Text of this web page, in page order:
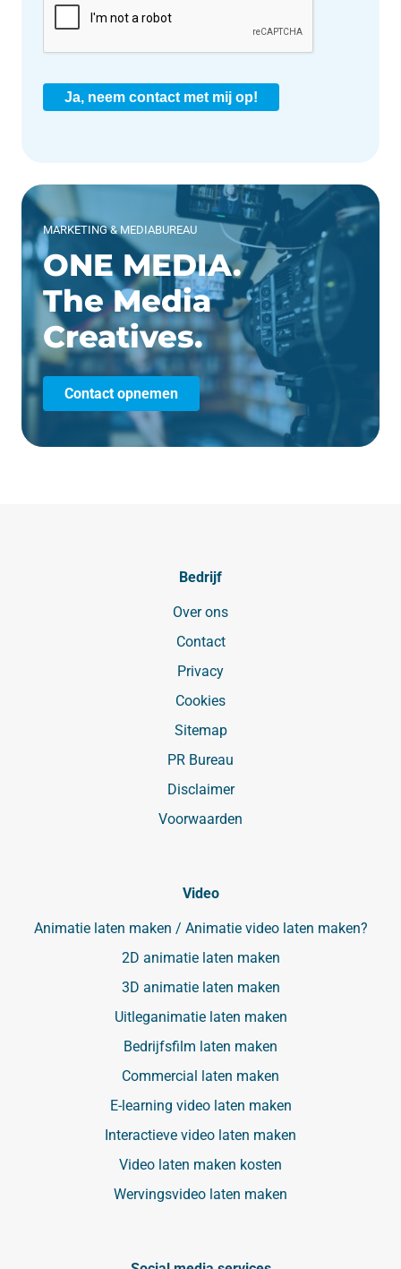
Ja, neem contact met mij op!
MARKETING & MEDIABUREAU
ONE MEDIA.
The Media
Creatives.
Contact opnemen
Bedrijf
Over ons
Contact
Privacy
Cookies
Sitemap
PR Bureau
Disclaimer
Voorwaarden
Video
Animatie laten maken / Animatie video laten maken?
2D animatie laten maken
3D animatie laten maken
Uitleganimatie laten maken
Bedrijfsfilm laten maken
Commercial laten maken
E-learning video laten maken
Interactieve video laten maken
Video laten maken kosten
Wervingsvideo laten maken